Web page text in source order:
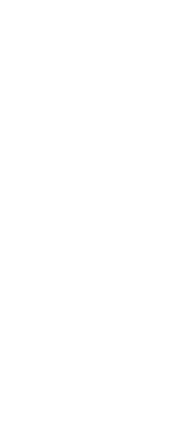
enz...